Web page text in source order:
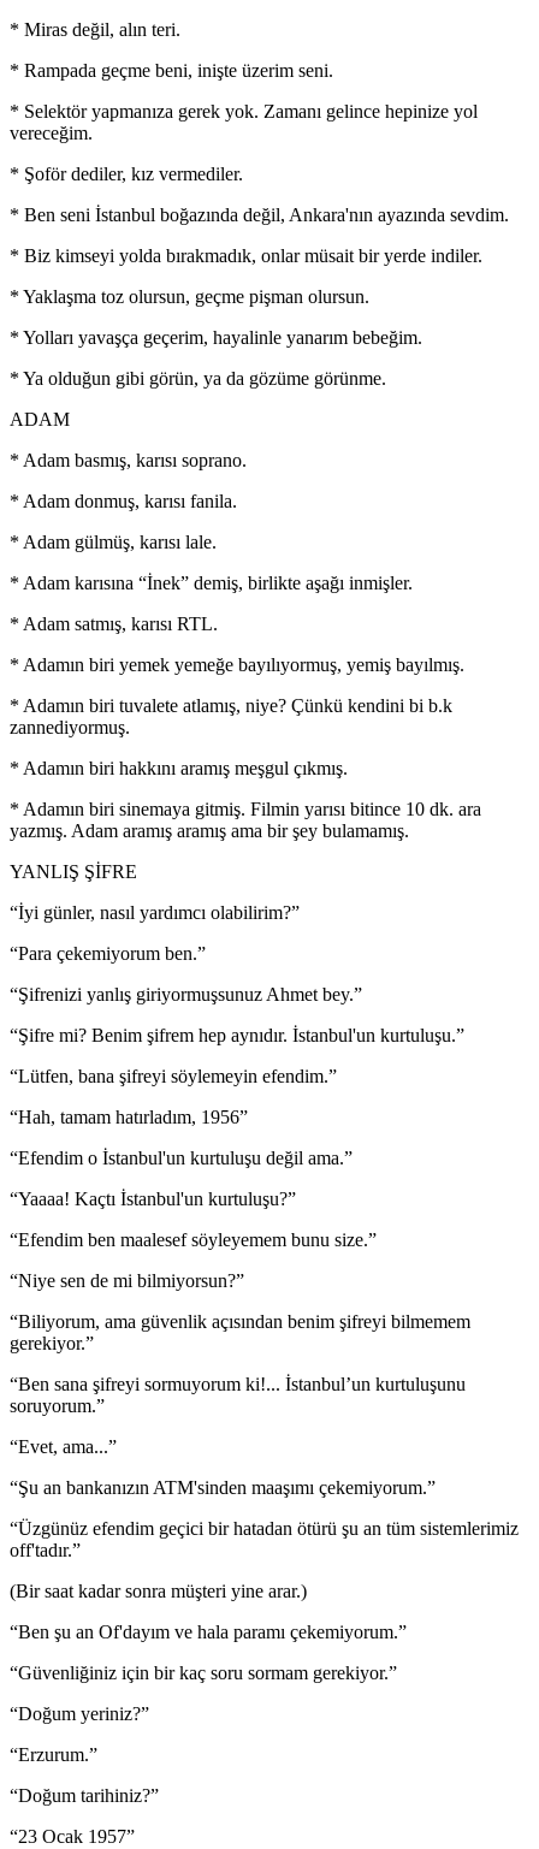
* Miras değil, alın teri.
* Rampada geçme beni, inişte üzerim seni.
* Selektör yapmanıza gerek yok. Zamanı gelince hepinize yol
vereceğim.
* Şoför dediler, kız vermediler.
* Ben seni İstanbul boğazında değil, Ankara'nın ayazında sevdim.
* Biz kimseyi yolda bırakmadık, onlar müsait bir yerde indiler.
* Yaklaşma toz olursun, geçme pişman olursun.
* Yolları yavaşça geçerim, hayalinle yanarım bebeğim.
* Ya olduğun gibi görün, ya da gözüme görünme.
ADAM
* Adam basmış, karısı soprano.
* Adam donmuş, karısı fanila.
* Adam gülmüş, karısı lale.
* Adam karısına “İnek” demiş, birlikte aşağı inmişler.
* Adam satmış, karısı RTL.
* Adamın biri yemek yemeğe bayılıyormuş, yemiş bayılmış.
* Adamın biri tuvalete atlamış, niye? Çünkü kendini bi b.k
zannediyormuş.
* Adamın biri hakkını aramış meşgul çıkmış.
* Adamın biri sinemaya gitmiş. Filmin yarısı bitince 10 dk. ara
yazmış. Adam aramış aramış ama bir şey bulamamış.
YANLIŞ ŞİFRE
“İyi günler, nasıl yardımcı olabilirim?”
“Para çekemiyorum ben.”
“Şifrenizi yanlış giriyormuşsunuz Ahmet bey.”
“Şifre mi? Benim şifrem hep aynıdır. İstanbul'un kurtuluşu.”
“Lütfen, bana şifreyi söylemeyin efendim.”
“Hah, tamam hatırladım, 1956”
“Efendim o İstanbul'un kurtuluşu değil ama.”
“Yaaaa! Kaçtı İstanbul'un kurtuluşu?”
“Efendim ben maalesef söyleyemem bunu size.”
“Niye sen de mi bilmiyorsun?”
“Biliyorum, ama güvenlik açısından benim şifreyi bilmemem
gerekiyor.”
“Ben sana şifreyi sormuyorum ki!... İstanbul’un kurtuluşunu
soruyorum.”
“Evet, ama...”
“Şu an bankanızın ATM'sinden maaşımı çekemiyorum.”
“Üzgünüz efendim geçici bir hatadan ötürü şu an tüm sistemlerimiz
off'tadır.”
(Bir saat kadar sonra müşteri yine arar.)
“Ben şu an Of'dayım ve hala paramı çekemiyorum.”
“Güvenliğiniz için bir kaç soru sormam gerekiyor.”
“Doğum yeriniz?”
“Erzurum.”
“Doğum tarihiniz?”
“23 Ocak 1957”